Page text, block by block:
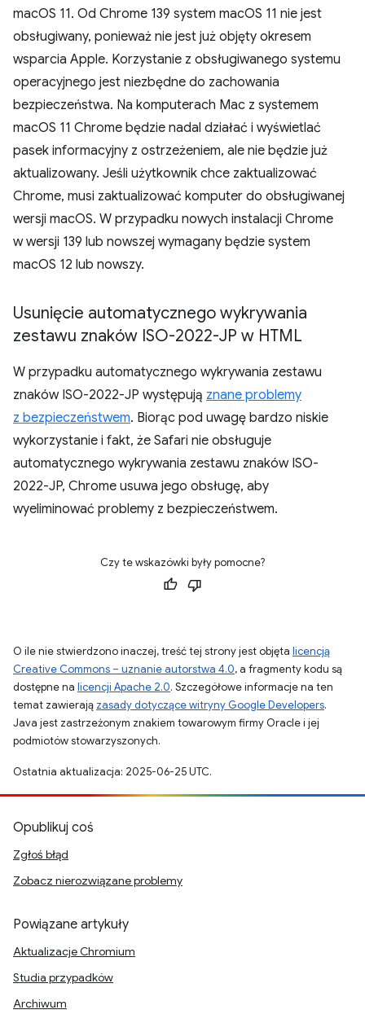
macOS 11. Od Chrome 139 system macOS 11 nie jest
obsługiwany, ponieważ nie jest już objęty okresem
wsparcia Apple. Korzystanie z obsługiwanego systemu
operacyjnego jest niezbędne do zachowania
bezpieczeństwa. Na komputerach Mac z systemem
macOS 11 Chrome będzie nadal działać i wyświetlać
pasek informacyjny z ostrzeżeniem, ale nie będzie już
aktualizowany. Jeśli użytkownik chce zaktualizować
Chrome, musi zaktualizować komputer do obsługiwanej
wersji macOS. W przypadku nowych instalacji Chrome
w wersji 139 lub nowszej wymagany będzie system
macOS 12 lub nowszy.
Usunięcie automatycznego wykrywania
zestawu znaków ISO-2022-JP w HTML
W przypadku automatycznego wykrywania zestawu
znaków ISO-2022-JP występują znane problemy
z bezpieczeństwem. Biorąc pod uwagę bardzo niskie
wykorzystanie i fakt, że Safari nie obsługuje
automatycznego wykrywania zestawu znaków ISO-
2022-JP, Chrome usuwa jego obsługę, aby
wyeliminować problemy z bezpieczeństwem.
Czy te wskazówki były pomocne?
O ile nie stwierdzono inaczej, treść tej strony jest objęta licencją
Creative Commons – uznanie autorstwa 4.0, a fragmenty kodu są
dostępne na licencji Apache 2.0. Szczegółowe informacje na ten
temat zawierają zasady dotyczące witryny Google Developers.
Java jest zastrzeżonym znakiem towarowym firmy Oracle i jej
podmiotów stowarzyszonych.
Ostatnia aktualizacja: 2025-06-25 UTC.
Opublikuj coś
Zgłoś błąd
Zobacz nierozwiązane problemy
Powiązane artykuły
Aktualizacje Chromium
Studia przypadków
Archiwum